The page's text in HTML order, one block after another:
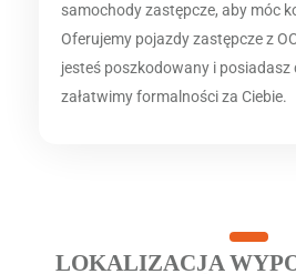
samochody zastępcze, aby móc
Oferujemy pojazdy zastępcze z
jesteś poszkodowany i posiadasz
załatwimy formalności za Ciebie.
LOKALIZACJA